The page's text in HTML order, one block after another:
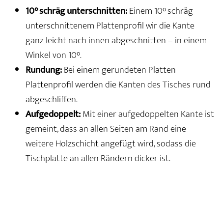
10° schräg unterschnitten:Einem 10° schräg
unterschnittenem Plattenprofil wir die Kante
ganz leicht nach innen abgeschnitten – in einem
Winkel von 10°.
Rundung:Bei einem gerundeten Platten
Plattenprofil werden die Kanten des Tisches rund
abgeschliffen.
Aufgedoppelt:Mit einer aufgedoppelten Kante ist
gemeint, dass an allen Seiten am Rand eine
weitere Holzschicht angefügt wird, sodass die
Tischplatte an allen Rändern dicker ist.